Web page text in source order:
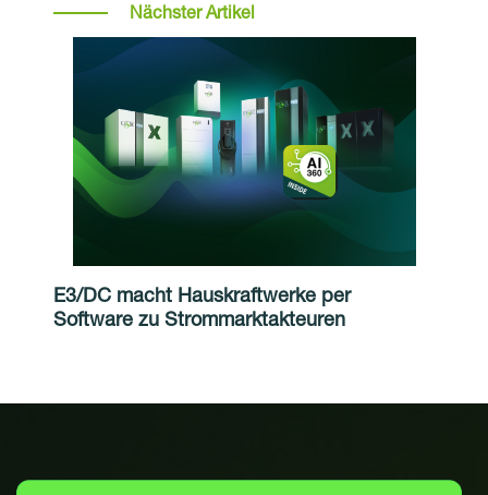
Nächster Artikel
E3/DC macht Hauskraftwerke per
Software zu Strommarktakteuren